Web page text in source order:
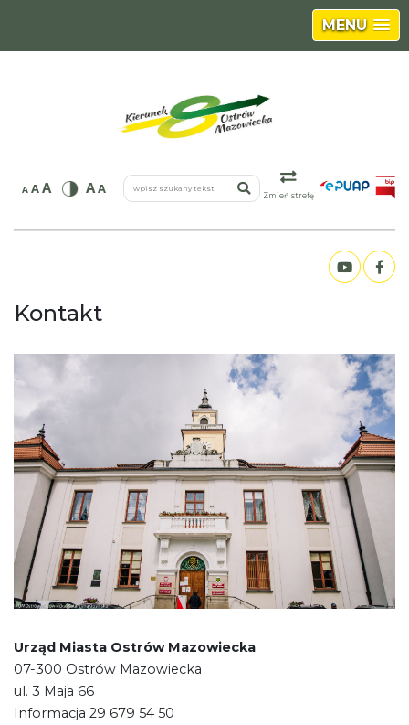
MENU
A AA AA wpisz szukany tekst
Zmień strefę
Kontakt
Urząd Miasta Ostrów Mazowiecka
07-300 Ostrów Mazowiecka
ul. 3 Maja 66
Informacja 29 679 54 50